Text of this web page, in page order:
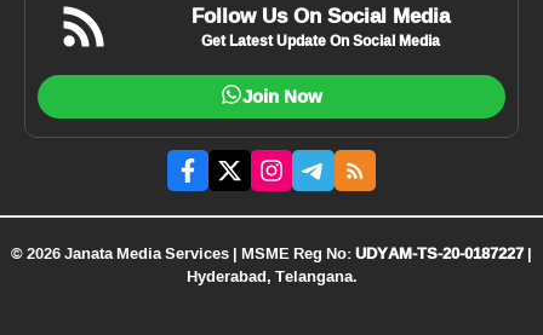
Follow Us On Social Media
Get Latest Update On Social Media
Join Now
© 2026 Janata Media Services | MSME Reg No:UDYAM-TS-20-0187227|
Hyderabad, Telangana.